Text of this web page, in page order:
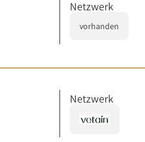
Netzwerk
vorhanden
Netzwerk